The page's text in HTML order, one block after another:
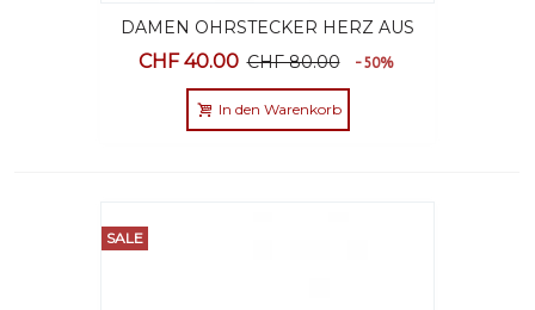
DAMEN OHRSTECKER HERZ AUS
STERLINGSILBER 925 MIT
CHF 40.00 CHF 80.00 -50%
In den Warenkorb
SALE